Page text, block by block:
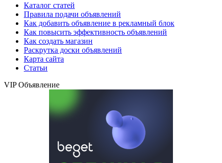
Каталог статей
Правила подачи объявлений
Как добавить объявление в рекламный блок
Как повысить эффективность объявлений
Как создать магазин
Раскрутка доски объявлений
Карта сайта
Статьи
VIP Объявление